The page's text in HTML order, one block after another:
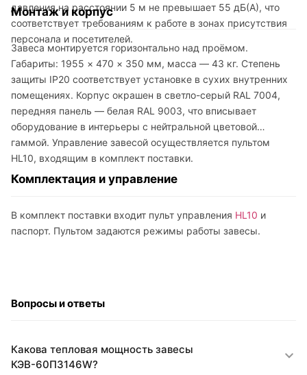
давления на расстоянии 5 м не превышает 55 дБ(А), что
соответствует требованиям к работе в зонах присутствия
персонала и посетителей.
Монтаж и корпус
Завеса монтируется горизонтально над проёмом.
Габариты: 1955 × 470 × 350 мм, масса — 43 кг. Степень
защиты IP20 соответствует установке в сухих внутренних
помещениях. Корпус окрашен в светло-серый RAL 7004,
передняя панель — белая RAL 9003, что вписывает
оборудование в интерьеры с нейтральной цветовой
гаммой. Управление завесой осуществляется пультом
HL10, входящим в комплект поставки.
Комплектация и управление
В комплект поставки входит пульт управления HL10 и
паспорт. Пультом задаются режимы работы завесы.
Вопросы и ответы
Какова тепловая мощность завесы
КЭВ-60П3146W?